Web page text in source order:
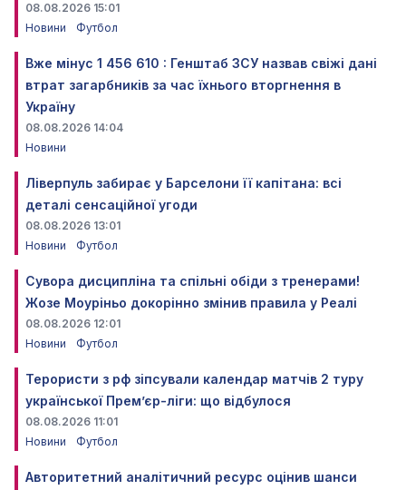
08.08.2026 15:01
Новини
Футбол
Вже мінус 1 456 610 : Генштаб ЗСУ назвав свіжі дані
втрат загарбників за час їхнього вторгнення в
Україну
08.08.2026 14:04
Новини
Ліверпуль забирає у Барселони її капітана: всі
деталі сенсаційної угоди
08.08.2026 13:01
Новини
Футбол
Сувора дисципліна та спільні обіди з тренерами!
Жозе Моуріньо докорінно змінив правила у Реалі
08.08.2026 12:01
Новини
Футбол
Терористи з рф зіпсували календар матчів 2 туру
української Прем’єр-ліги: що відбулося
08.08.2026 11:01
Новини
Футбол
Авторитетний аналітичний ресурс оцінив шанси